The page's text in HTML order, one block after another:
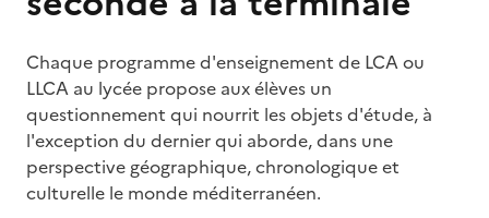
Chaque programme d'enseignement de LCA ou
LLCA au lycée propose aux élèves un
questionnement qui nourrit les objets d'étude, à
l'exception du dernier qui aborde, dans une
perspective géographique, chronologique et
culturelle le monde méditerranéen.